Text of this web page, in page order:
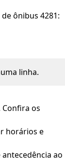
ônibus 4281:
linha.
os
horários e
ao